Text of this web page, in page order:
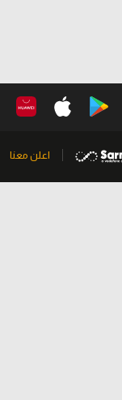
اعلن معنا